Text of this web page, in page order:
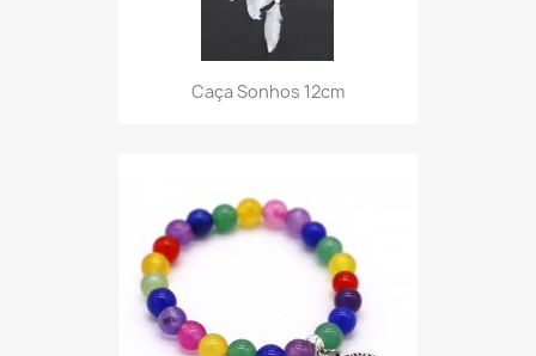
Caça Sonhos 12cm